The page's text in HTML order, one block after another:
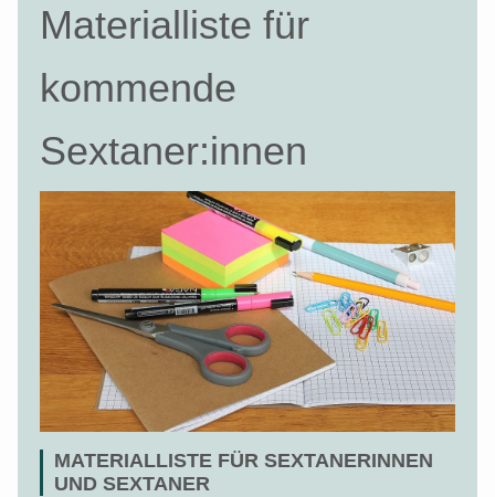
Materialliste für
kommende
Sextaner:innen
MATERIALLISTE FÜR SEXTANERINNEN
UND SEXTANER